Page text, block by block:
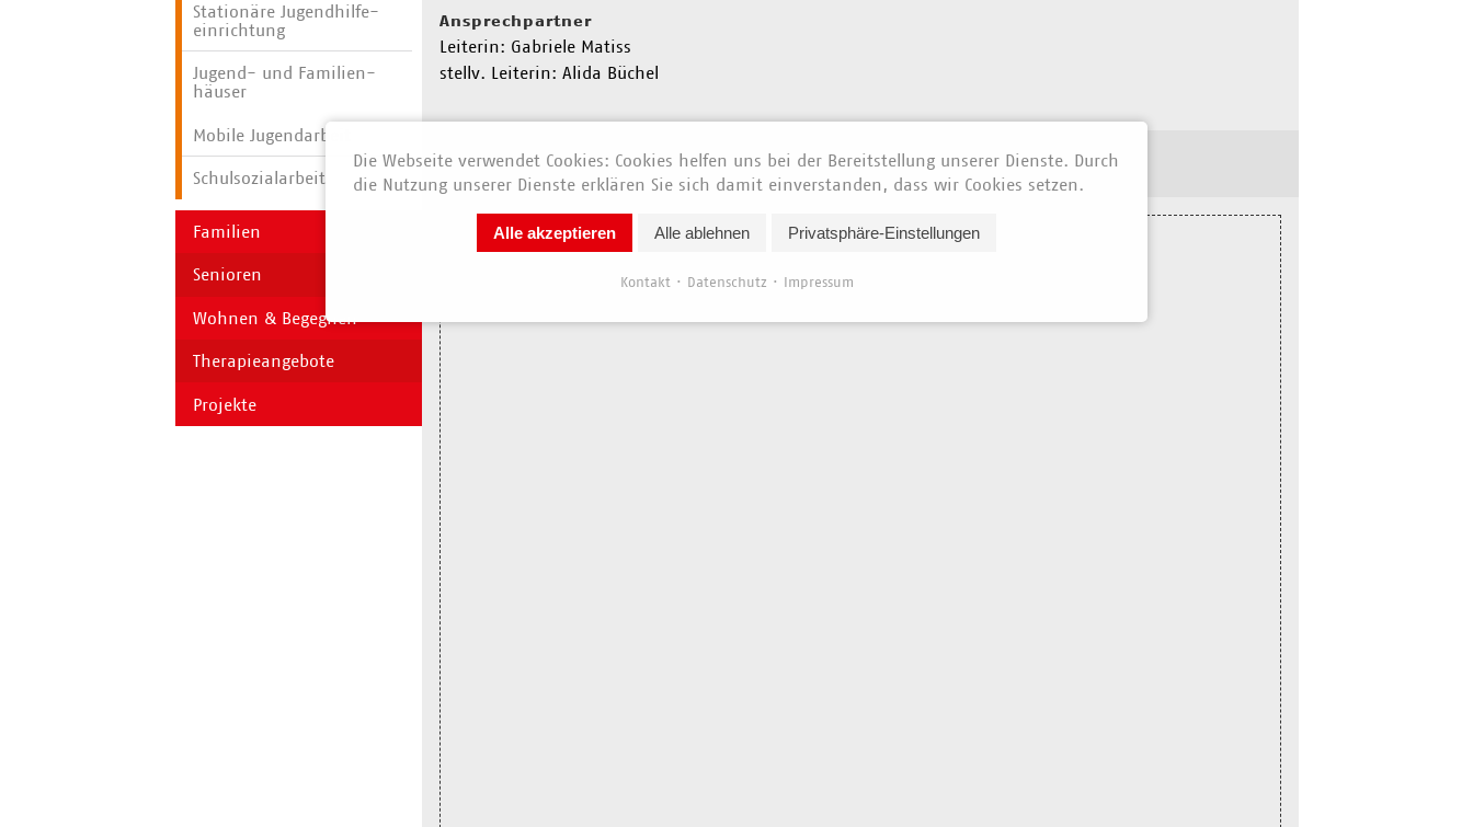
Ansprechpartner
Leiterin: Gabriele Matiss
stellv. Leiterin: Alida Büchel
Anfahrt
Stationäre Jugend­hilfe­
einrichtung
Jugend- und Familien­
häuser
Mobile Jugendarbeit
Schulsozialarbeit
Familien
Senioren
Wohnen & Begegnen
Therapieangebote
Projekte
Die Webseite verwendet Cookies: Cookies helfen uns bei der Bereitstellung unserer Dienste. Durch
die Nutzung unserer Dienste erklären Sie sich damit einverstanden, dass wir Cookies setzen.
Alle akzeptieren Alle ablehnen Privatsphäre-Einstellungen
Kontakt Datenschutz Impressum